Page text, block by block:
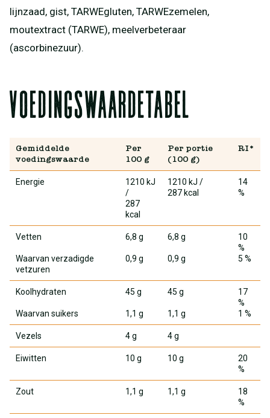
lijnzaad, gist, TARWEgluten, TARWEzemelen,
moutextract (TARWE), meelverbeteraar
(ascorbinezuur).
Voedingswaardetabel
Gemiddelde
voedingswaarde
Per
100 g
Per portie
(100 g)
RI*
Energie
1210 kJ
/
287
kcal
1210 kJ /
287 kcal
14
%
Vetten 6,8 g 6,8 g
10
%
Waarvan verzadigde
vetzuren
0,9 g 0,9 g 5 %
Koolhydraten 45 g 45 g
17
%
Waarvan suikers
1,1 g 1,1 g 1 %
Vezels 4 g 4 g
Eiwitten 10 g 10 g
20
%
Zout 1,1 g 1,1 g
18
%